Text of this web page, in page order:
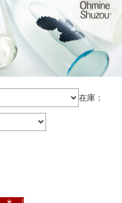
在庫：